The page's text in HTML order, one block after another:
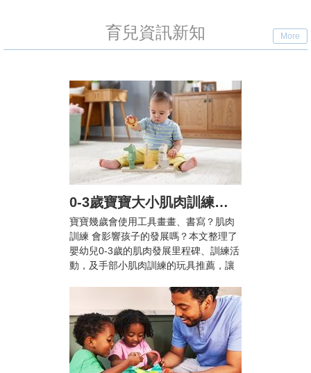
育兒資訊新知 More
0-3歲寶寶大小肌肉訓練怎麼做？爸媽必知的肌肉發展里程碑與10+款推薦玩具
寶寶幾歲會使用工具畫畫、書寫？肌肉
訓練 會影響孩子的發展嗎？本文整理了
嬰幼兒0-3歲的肌肉發展里程碑、訓練活
動，及手部小肌肉訓練的玩具推薦，讓